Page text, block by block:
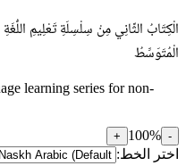
الْكِتَابُ الثَّانِي مِنْ سِلْسِلَةِ تَعْلِيمِ
الْمُتَوَسِّطُ
learning series for non-
-
100%
+
اختر الخط: